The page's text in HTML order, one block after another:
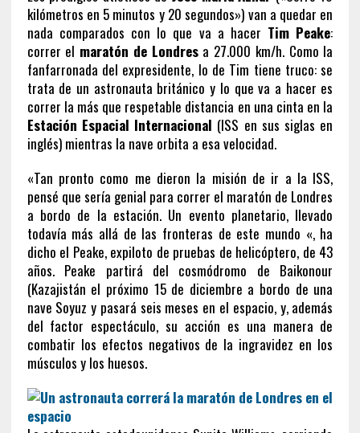
kilómetros en 5 minutos y 20 segundos») van a quedar en
nada comparados con lo que va a hacer Tim Peake:
correr el maratón de Londresa 27.000 km/h. Como la
fanfarronada del expresidente, lo de Tim tiene truco: se
trata de un astronauta británico y lo que va a hacer es
correr la más que respetable distancia en una cinta en la
Estación Espacial Internacional (ISS en sus siglas en
inglés) mientras la nave orbita a esa velocidad.
«Tan pronto como me dieron la misión de ir a la ISS,
pensé que sería genial para correr el maratón de Londres
a bordo de la estación. Un evento planetario, llevado
todavía más allá de las fronteras de este mundo «, ha
dicho el Peake, expiloto de pruebas de helicóptero, de 43
años. Peake partirá del cosmódromo de Baikonour
(Kazajistán el próximo 15 de diciembre a bordo de una
nave Soyuz y pasará seis meses en el espacio, y, además
del factor espectáculo, su acción es una manera de
combatir los efectos negativos de la ingravidez en los
músculos y los huesos.